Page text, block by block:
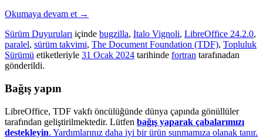
Okumaya devam et →
Sürüm Duyuruları içinde bugzilla, Italo Vignoli, LibreOffice 24.2.0,
paralel, sürüm takvimi, The Document Foundation (TDF), Topluluk
Sürümü etiketleriyle 31 Ocak 2024 tarihinde fortran tarafınadan
gönderildi.
Bağış yapın
LibreOffice, TDF vakfı öncülüğünde dünya çapında gönüllüler
tarafından geliştirilmektedir. Lütfen bağış yaparak çabalarımızı
destekleyin. Yardımlarınız daha iyi bir ürün sunmamıza olanak tanır.